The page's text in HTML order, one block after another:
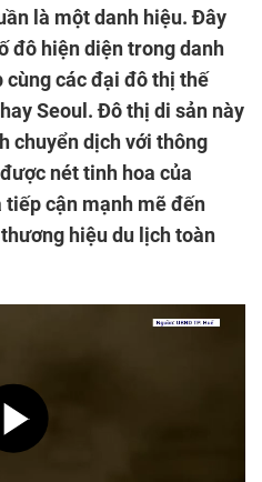
là một danh hiệu. Đây
đô hiện diện trong danh
các đại đô thị thế
Seoul. Đô thị di sản này
chuyển dịch với thông
nét tinh hoa của
cận mạnh mẽ đến
hiệu du lịch toàn